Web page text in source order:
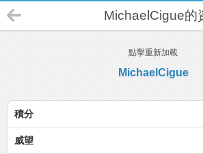
MichaelCigue的
點擊重新加載
MichaelCigue
積分
威望